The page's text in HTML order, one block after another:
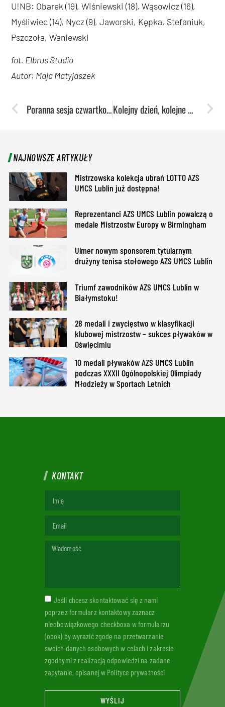
U!NB: Obarek (19), Wiśniewski (18), Wąsowicz (16),
Myśliwiec (14), Nycz (9), Jaworski, Kępka, Stefaniuk,
Pszczoła, Waniewski
fot. Elbrus Studio
Autor: Maja Matyjaszek
Poranna sesja czwartkowa. Kwalifikacje pływaków AZS UMCS Kolejny dzień, kolejne medale akademików
NAJNOWSZE ARTYKUŁY
Mistrzowska kolekcja ubrań LOTTO AZS
UMCS Lublin już dostępna!
Reprezentanci AZS UMCS Lublin powalczą o
medale Mistrzostw Europy w Birmingham
Ulmer nowym sponsorem tytularnym
drużyny tenisa stołowego AZS UMCS Lublin
Triumf zawodników AZS UMCS Lublin w
Białymstoku!
28 medali i zwycięstwo w klasyfikacji
klubowej mistrzostw – sukces pływaków w
Oświęcimiu
10 medali pływaków AZS UMCS Lublin
podczas XXXII Ogólnopolskiej Olimpiady
Młodzieży w Sportach Letnich
KONTAKT
Jeśli chcesz skontaktować się z nami
poprzez formularz kontaktowy zaznacz
nieobowiązkowego checkboxa w formularzu
(obok) by wyrazić zgodę na przetwarzanie
swoich danych osobowych w celach i zakresie
zgodnymi z realizacją odpowiedzi na zadane
zapytanie, opisanej w Polityce prywatności
WYŚLIJ